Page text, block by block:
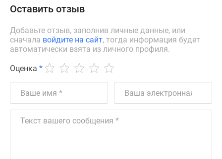
Машино-
места
Апартаменты
#траншевая
#рассрочка
ИТ-
ипотека
Квартиры
Оставить отзыв
Добавьте отзыв, заполнив личные данные, или
сначала войдите на сайт, тогда информация будет
автоматически взята из личного профиля.
Оценка *